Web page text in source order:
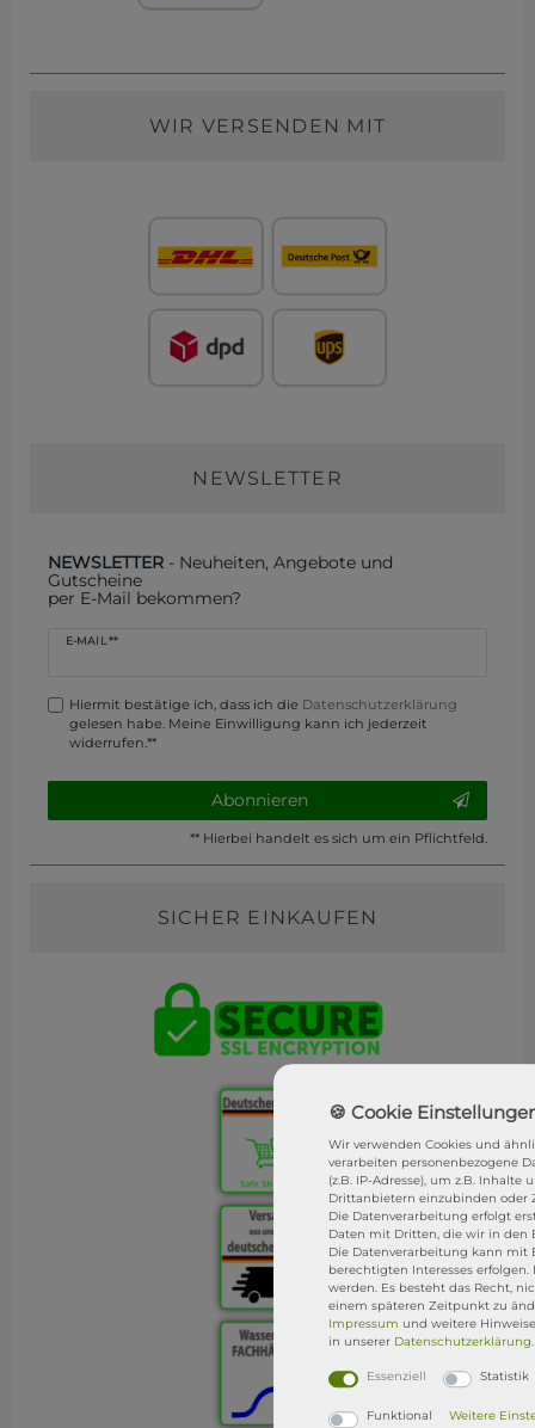
WIR VERSENDEN MIT
NEWSLETTER
NEWSLETTER - Neuheiten, Angebote und
Gutscheine
per E-Mail bekommen?
E-MAIL **
Newsletter
Hiermit bestätige ich, dass ich die Daten­schutz­erklärung
gelesen habe. Meine Einwilligung kann ich jederzeit
widerrufen.**
Abonnieren
** Hierbei handelt es sich um ein Pflichtfeld.
SICHER EINKAUFEN
Wir verwenden Cookies und
verarbeiten personenbezogene
(z.B. IP-Adresse), um z.B.
Drittanbietern einzubinden oder
Die Datenverarbeitung erfolgt
Daten mit Dritten, die wir in den
Die Datenverarbeitung kann
berechtigten Interesses
werden. Es besteht das Recht,
einem späteren Zeitpunkt zu
Impressum und weitere
in unserer Daten­schutz­erklärung.
Essenziell Statistik
Funktional Weitere